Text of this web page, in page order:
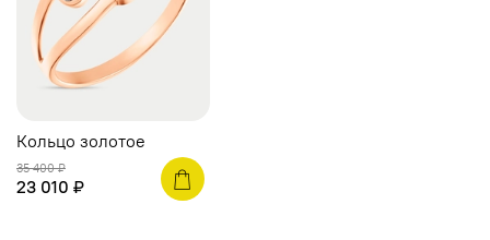
Кольцо золотое
35 400 ₽
23 010 ₽